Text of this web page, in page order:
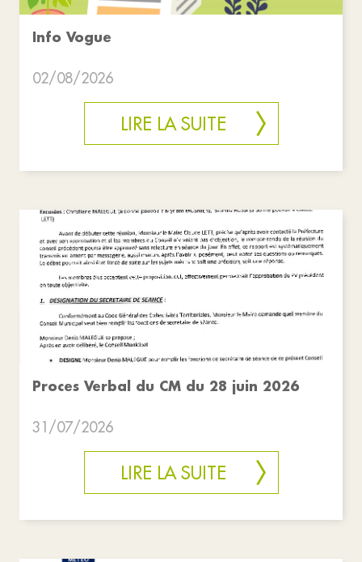
Info Vogue
02/08/2026
LIRE LA SUITE
Proces Verbal du CM du 28 juin 2026
31/07/2026
LIRE LA SUITE